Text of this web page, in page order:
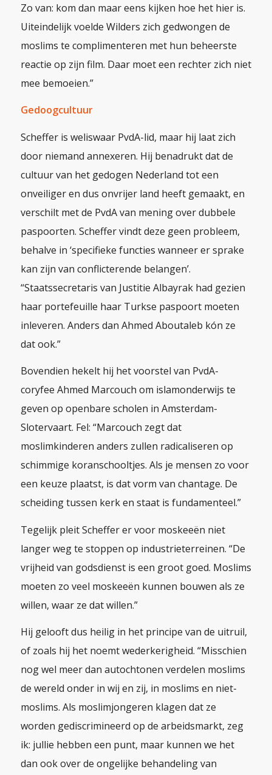
Zo van: kom dan maar eens kijken hoe het hier is.
Uiteindelijk voelde Wilders zich gedwongen de
moslims te complimenteren met hun beheerste
reactie op zijn film. Daar moet een rechter zich niet
mee bemoeien.”
Gedoogcultuur
Scheffer is weliswaar PvdA-lid, maar hij laat zich
door niemand annexeren. Hij benadrukt dat de
cultuur van het gedogen Nederland tot een
onveiliger en dus onvrijer land heeft gemaakt, en
verschilt met de PvdA van mening over dubbele
paspoorten. Scheffer vindt deze geen probleem,
behalve in ‘specifieke functies wanneer er sprake
kan zijn van conflicterende belangen’.
“Staatssecretaris van Justitie Albayrak had gezien
haar portefeuille haar Turkse paspoort moeten
inleveren. Anders dan Ahmed Aboutaleb kón ze
dat ook.”
Bovendien hekelt hij het voorstel van PvdA-
coryfee Ahmed Marcouch om islamonderwijs te
geven op openbare scholen in Amsterdam-
Slotervaart. Fel: “Marcouch zegt dat
moslimkinderen anders zullen radicaliseren op
schimmige koranschooltjes. Als je mensen zo voor
een keuze plaatst, is dat vorm van chantage. De
scheiding tussen kerk en staat is fundamenteel.”
Tegelijk pleit Scheffer er voor moskeeën niet
langer weg te stoppen op industrieterreinen. “De
vrijheid van godsdienst is een groot goed. Moslims
moeten zo veel moskeeën kunnen bouwen als ze
willen, waar ze dat willen.”
Hij gelooft dus heilig in het principe van de uitruil,
of zoals hij het noemt wederkerigheid. “Misschien
nog wel meer dan autochtonen verdelen moslims
de wereld onder in wij en zij, in moslims en niet-
moslims. Als moslimjongeren klagen dat ze
worden gediscrimineerd op de arbeidsmarkt, zeg
ik: jullie hebben een punt, maar kunnen we het
dan ook over de ongelijke behandeling van